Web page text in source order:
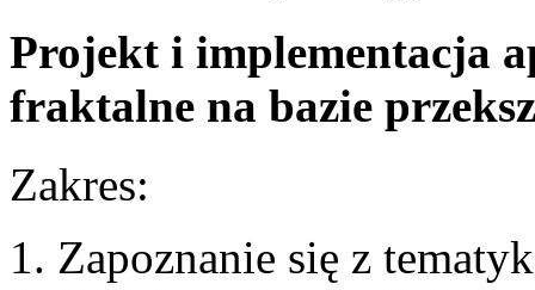
Projekt i implementacja
fraktalne na bazie
Zakres:
Zapoznanie się z